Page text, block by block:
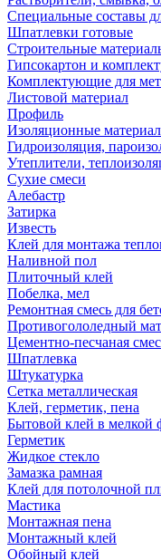
Специальные составы
Шпатлевки готовые
Строительные
Гипсокартон и
Комплектующие для
Листовой материал
Профиль
Изоляционные
Гидроизоляция,
Утеплители,
Сухие смеси
Алебастр
Затирка
Известь
Клей для монтажа
Наливной пол
Плиточный клей
Побелка, мел
Ремонтная смесь для
Противогололедный
Цементно-песчаная
Шпатлевка
Штукатурка
Сетка металлическая
Клей, герметик, пена
Бытовой клей в мелкой
Герметик
Жидкое стекло
Замазка рамная
Клей для потолочной
Мастика
Монтажная пена
Монтажный клей
Обойный клей